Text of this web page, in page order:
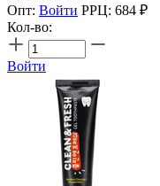
Опт: Войти РРЦ: 684 ₽
Кол-во:
Войти